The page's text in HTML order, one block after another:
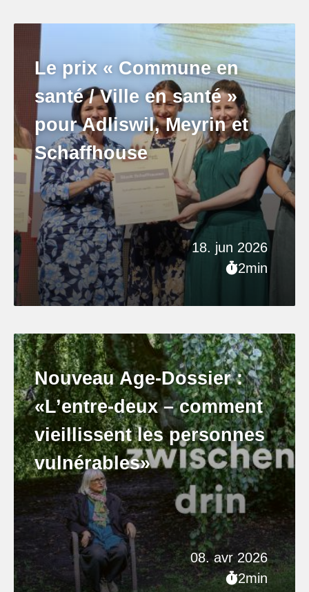
18. jun 2026
2min
Le prix « Commune en
santé / Ville en santé »
pour Adliswil, Meyrin et
Schaffhouse
08. avr 2026
2min
Nouveau Age-Dossier :
«L’entre-deux – comment
vieillissent les personnes
vulnérables»